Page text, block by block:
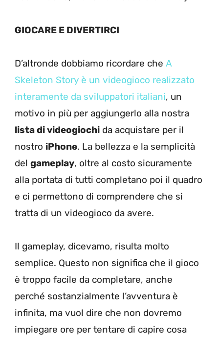
GIOCARE E DIVERTIRCI
D’altronde dobbiamo ricordare che A
Skeleton Story è un videogioco realizzato
interamente da sviluppatori italiani, un
motivo in più per aggiungerlo alla nostra
lista di videogiochi da acquistare per il
nostro iPhone. La bellezza e la semplicità
del gameplay, oltre al costo sicuramente
alla portata di tutti completano poi il quadro
e ci permettono di comprendere che si
tratta di un videogioco da avere.
Il gameplay, dicevamo, risulta molto
semplice. Questo non significa che il gioco
è troppo facile da completare, anche
perché sostanzialmente l’avventura è
infinita, ma vuol dire che non dovremo
impiegare ore per tentare di capire cosa